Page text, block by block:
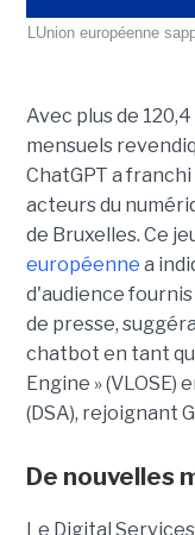
LUnion européenne
Avec plus de
mensuels
ChatGPT a
acteurs du
de Bruxelles. Ce
européenne a
d'audience
de presse,
chatbot en tant
Engine »
(DSA), rejoignant
De nouvelles
Le Digital